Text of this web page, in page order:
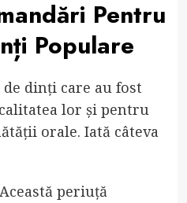
Pentru
Populare
dinți care au fost
lor și pentru
orale. Iată câteva
periuță